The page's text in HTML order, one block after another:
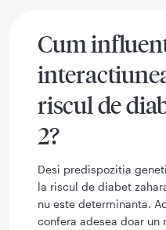
Cum
riscul de
2?
Desi predispozitia
la riscul de diabet
nu este determinanta.
confera adesea doar